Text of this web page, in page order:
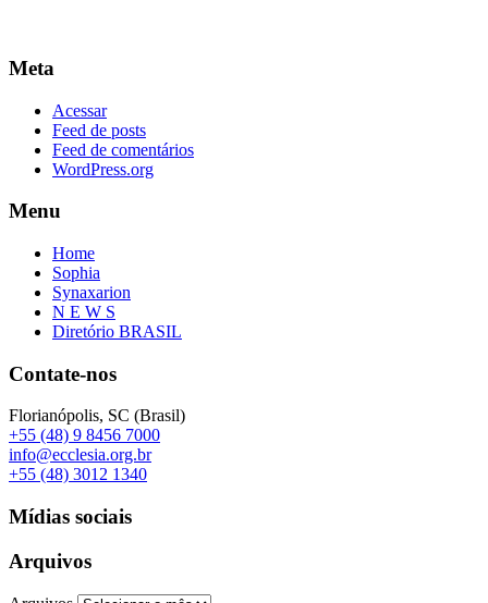
Meta
Acessar
Feed de posts
Feed de comentários
WordPress.org
Menu
Home
Sophia
Synaxarion
N E W S
Diretório BRASIL
Contate-nos
Florianópolis, SC (Brasil)
+55 (48) 9 8456 7000
info@ecclesia.org.br
+55 (48) 3012 1340
Mídias sociais
Arquivos